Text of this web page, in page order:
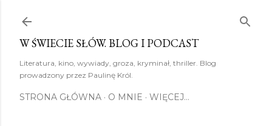
W ŚWIECIE SŁÓW. BLOG I PODCAST
Literatura, kino, wywiady, groza, kryminał, thriller. Blog
prowadzony przez Paulinę Król.
STRONA GŁÓWNA O MNIE WIĘCEJ…